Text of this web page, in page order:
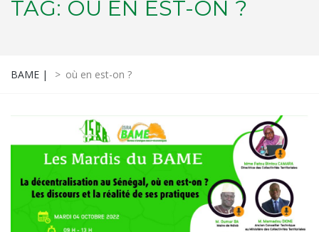
TAG: OÙ EN EST-ON ?
BAME | > où en est-on ?